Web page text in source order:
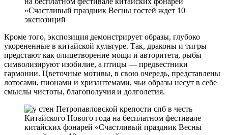
Кроме того, экспозиция демонстрирует образы, глубоко
укорененные в китайской культуре. Так, драконы и тигры
предстают как олицетворение мощи и авторитета, рыбы
символизируют изобилие, а птицы — предвестники
гармонии. Цветочные мотивы, в свою очередь, представлены
лотосами, пионами и хризантемами, чьи образы несут в себе
смыслы чистоты, благополучия и долголетия.